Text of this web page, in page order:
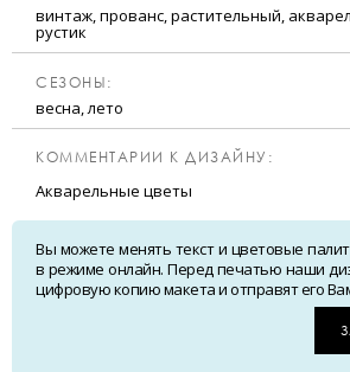
винтаж, прованс, растительный,
рустик
CЕЗОНЫ:
весна, лето
КОММЕНТАРИИ К ДИЗАЙНУ:
Акварельные цветы
Вы можете менять текст и цветовые
в режиме онлайн. Перед печатью наши
цифровую копию макета и отправят его